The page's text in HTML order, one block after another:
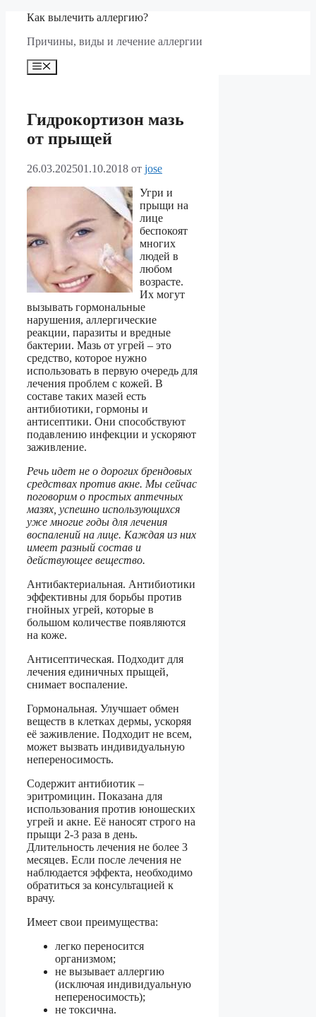
Перейти
содержимому
Как вылечить аллергию?
Причины, виды и лечение аллергии
Меню
Гидрокортизон мазь
от прыщей
26.03.202501.10.2018 от jose
Угри и
прыщи на
лице
беспокоят
многих
людей в
любом
возрасте.
Их могут
вызывать гормональные
нарушения, аллергические
реакции, паразиты и вредные
бактерии. Мазь от угрей – это
средство, которое нужно
использовать в первую очередь для
лечения проблем с кожей. В
составе таких мазей есть
антибиотики, гормоны и
антисептики. Они способствуют
подавлению инфекции и ускоряют
заживление.
Речь идет не о дорогих брендовых
средствах против акне. Мы сейчас
поговорим о простых аптечных
мазях, успешно использующихся
уже многие годы для лечения
воспалений на лице. Каждая из них
имеет разный состав и
действующее вещество.
Антибактериальная. Антибиотики
эффективны для борьбы против
гнойных угрей, которые в
большом количестве появляются
на коже.
Антисептическая. Подходит для
лечения единичных прыщей,
снимает воспаление.
Гормональная. Улучшает обмен
веществ в клетках дермы, ускоряя
её заживление. Подходит не всем,
может вызвать индивидуальную
непереносимость.
Содержит антибиотик –
эритромицин. Показана для
использования против юношеских
угрей и акне. Её наносят строго на
прыщи 2-3 раза в день.
Длительность лечения не более 3
месяцев. Если после лечения не
наблюдается эффекта, необходимо
обратиться за консультацией к
врачу.
Имеет свои преимущества:
легко переносится
организмом;
не вызывает аллергию
(исключая индивидуальную
непереносимость);
не токсична.